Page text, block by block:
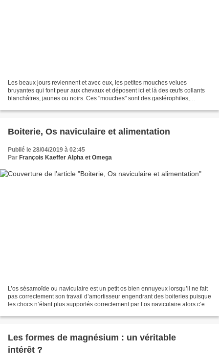
Les beaux jours reviennent et avec eux, les petites mouches velues
bruyantes qui font peur aux chevaux et déposent ici et là des œufs collants
blanchâtres, jaunes ou noirs. Ces "mouches" sont des gastérophiles,
Boiterie, Os naviculaire et alimentation
Publié le 28/04/2019 à 02:45
Par François Kaeffer Alpha et Omega
L’os sésamoïde ou naviculaire est un petit os bien ennuyeux lorsqu’il ne fait
pas correctement son travail d’amortisseur engendrant des boiteries puisque
les chocs n’étant plus supportés correctement par l’os naviculaire alors c’est
Les formes de magnésium : un véritable
intérêt ?